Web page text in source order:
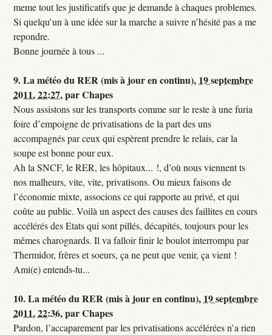
meme tout les justificatifs que je demande à chaques problemes.
Si quelqu’un à une idée sur la marche a suivre n’hésité pas a me
repondre.
Bonne journée à tous ...
9.La météo du RER (mis à jour en continu), 19 septembre
2011, 22:27,parChapes
Nous assistons sur les transports comme sur le reste à une furia
foire d’empoigne de privatisations de la part des uns
accompagnés par ceux qui espèrent prendre le relais, car la
soupe est bonne pour eux.
Ah la SNCF, le RER, les hôpitaux... !, d’où nous viennent ts
nos malheurs, vite, vite, privatisons. Ou mieux faisons de
l’économie mixte, associons ce qui rapporte au privé, et qui
coûte au public. Voilà un aspect des causes des faillites en cours
accélérés des Etats qui sont pillés, décapités, toujours pour les
mêmes charognards. Il va falloir finir le boulot interrompu par
Thermidor, frères et soeurs, ça ne peut que venir, ça vient !
Ami(e) entends-tu...
10.La météo du RER (mis à jour en continu), 19 septembre
2011, 22:36,parChapes
Pardon, l’accaparement par les privatisations accélérées n’a rien